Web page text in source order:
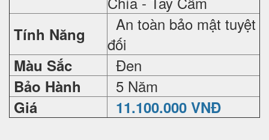
Tính Năng
An toàn bảo mật tuyệt
đối
Màu Sắc Đen
Bảo Hành 5 Năm
Giá 11.100.000 VNĐ